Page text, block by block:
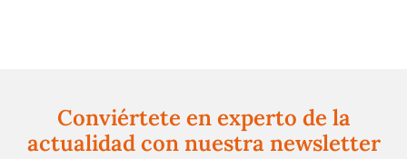
Conviértete en experto de la
actualidad con nuestra newsletter